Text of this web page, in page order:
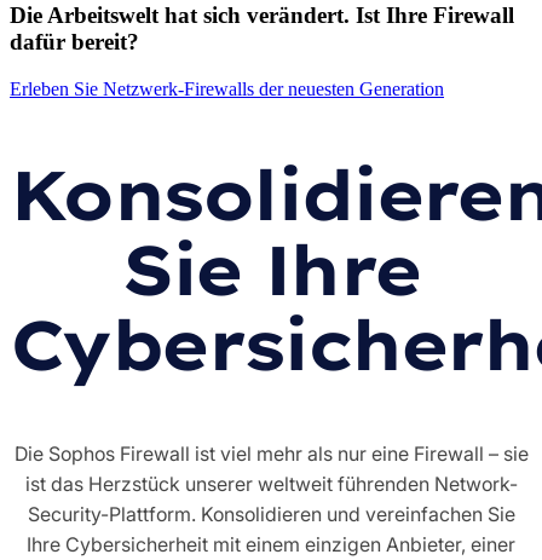
Die Arbeitswelt hat sich verändert. Ist Ihre Firewall
dafür bereit?
Erleben Sie Netzwerk-Firewalls der neuesten Generation
Sie Ihre
Die Sophos Firewall ist viel mehr als nur eine Firewall – sie
ist das Herzstück unserer weltweit führenden Network-
Security-Plattform. Konsolidieren und vereinfachen Sie
Ihre Cybersicherheit mit einem einzigen Anbieter, einer